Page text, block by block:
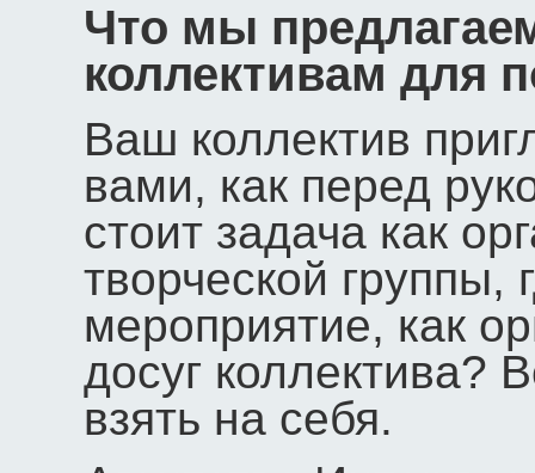
Что мы
коллективам для
Ваш коллектив
вами, как перед
стоит задача как
творческой группы,
мероприятие, как
досуг коллектива?
взять на себя.